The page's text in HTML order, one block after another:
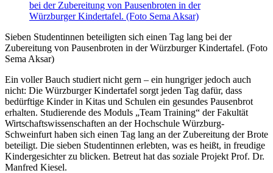
Sieben Studentinnen beteiligten sich einen Tag lang bei der
Zubereitung von Pausenbroten in der Würzburger Kindertafel. (Foto
Sema Aksar)
Ein voller Bauch studiert nicht gern – ein hungriger jedoch auch
nicht: Die Würzburger Kindertafel sorgt jeden Tag dafür, dass
bedürftige Kinder in Kitas und Schulen ein gesundes Pausenbrot
erhalten. Studierende des Moduls „Team Training“ der Fakultät
Wirtschaftswissenschaften an der Hochschule Würzburg-
Schweinfurt haben sich einen Tag lang an der Zubereitung der Brote
beteiligt. Die sieben Studentinnen erlebten, was es heißt, in freudige
Kindergesichter zu blicken. Betreut hat das soziale Projekt Prof. Dr.
Manfred Kiesel.